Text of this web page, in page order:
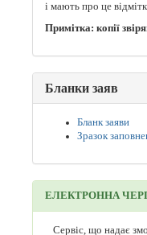
і мають про це
Примітка: копії
Бланки заяв
Бланк заяви
Зразок
ЕЛЕКТРОННА
Сервіс, що надає